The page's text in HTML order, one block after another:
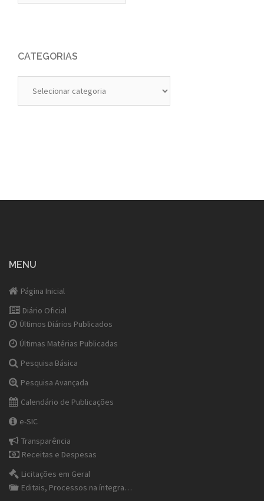
CATEGORIAS
MENU
Página Inicial
Diário Oficial
Últimos Diários Publicados
Últimas Matérias Publicadas
Pesquisa Básica
Pesquisa Avançada
Calendário de Publicações
e-SIC
Transparência
Receitas e Despesas
Licitações em Geral
Editais, Processos na íntegra…